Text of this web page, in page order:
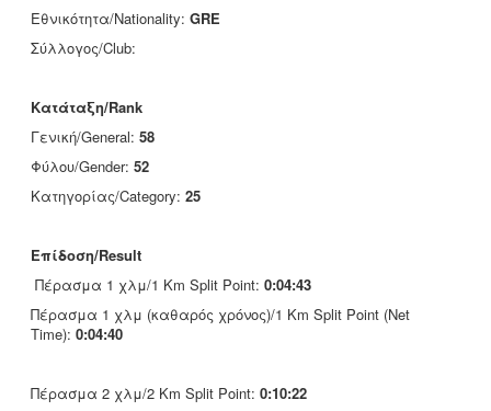
Εθνικότητα/Nationality: GRE
Σύλλογος/Club:
Κατάταξη/Rank
Γενική/General: 58
Φύλου/Gender: 52
Κατηγορίας/Category: 25
Επίδοση/Result
Πέρασμα 1 χλμ/1 Km Split Point: 0:04:43
Πέρασμα 1 χλμ (καθαρός χρόνος)/1 Km Split Point (Net
Time): 0:04:40
Πέρασμα 2 χλμ/2 Km Split Point: 0:10:22